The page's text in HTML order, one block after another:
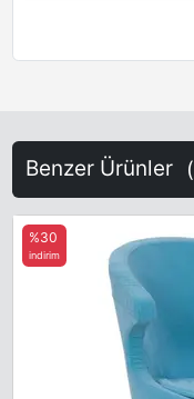
Benzer Ürünler (
%30
indirim